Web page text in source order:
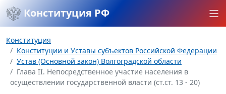
Конституция РФ
Конституция
Конституции и Уставы субъектов Российской Федерации
Устав (Основной закон) Волгоградской области
Глава II. Непосредственное участие населения в
осуществлении государственной власти (ст.ст. 13 - 20)